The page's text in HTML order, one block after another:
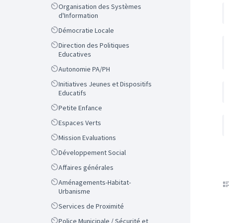
Scope
Organisation des Systèmes
d'Information
ScopeDémocratie Locale
Scope
Direction des Politiques
Educatives
ScopeAutonomie PA/PH
Scope
Initiatives Jeunes et Dispositifs
Educatifs
ScopePetite Enfance
ScopeEspaces Verts
ScopeMission Evaluations
ScopeDéveloppement Social
ScopeAffaires générales
Scope
Aménagements-Habitat-
Urbanisme
ScopeServices de Proximité
Scope
Police Municipale / Sécurité et